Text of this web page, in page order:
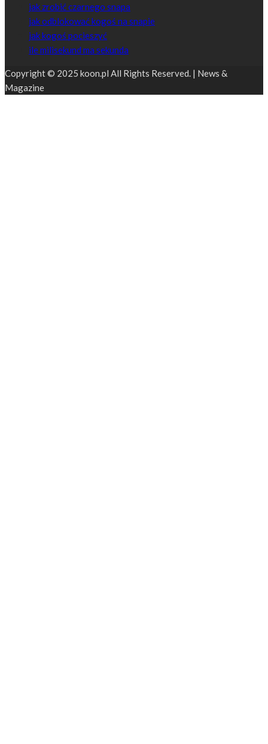
jak zrobić czarnego snapa
jak odblokować kogoś na snapie
jak kogoś pocieszyć
ile milisekund ma sekunda
Copyright © 2025 koon.pl All Rights Reserved. | News &
Magazine